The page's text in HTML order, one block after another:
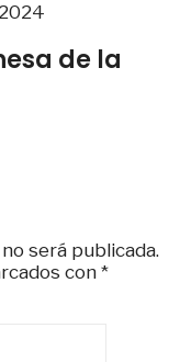
de la
será publicada.
con *